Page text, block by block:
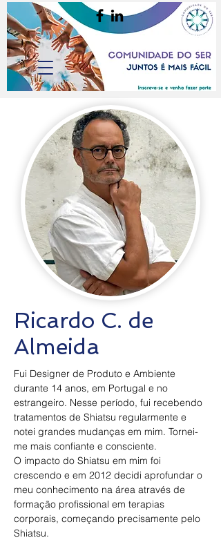
Ricardo C. de
Almeida
Fui Designer de Produto e Ambiente
durante 14 anos, em Portugal e no
estrangeiro. Nesse período, fui recebendo
tratamentos de Shiatsu regularmente e
notei grandes mudanças em mim. Tornei-
me mais confiante e consciente.
O impacto do Shiatsu em mim foi
crescendo e em 2012 decidi aprofundar o
meu conhecimento na área através de
formação profissional em terapias
corporais, começando precisamente pelo
Shiatsu.